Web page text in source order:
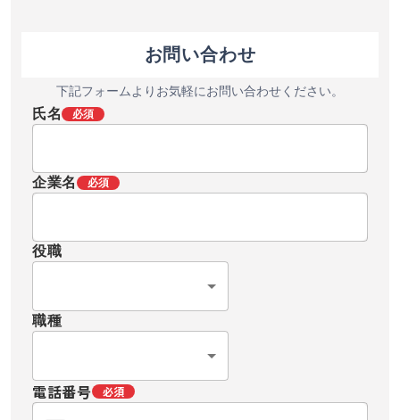
お問い合わせ
下記フォームよりお気軽にお問い合わせください。
氏名 必須
企業名 必須
役職
職種
電話番号 必須